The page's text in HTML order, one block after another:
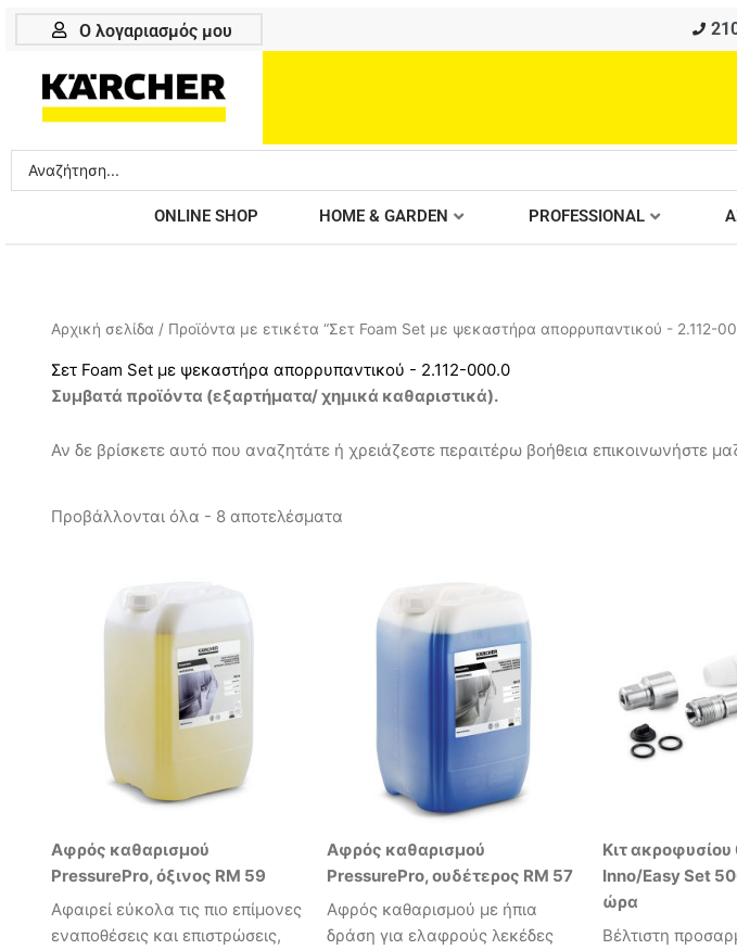
Μετάβαση
Ο λογαριασμός μου
Search
...
ONLINE SHOP HOME & GARDEN PROFESSIONAL
Αρχική σελίδα / Προϊόντα με ετικέτα “Σετ Foam Set με ψεκαστήρα απορρυπαντικού - 2.112-
Σετ Foam Set με ψεκαστήρα απορρυπαντικού - 2.112-000.0
Συμβατά προϊόντα (εξαρτήματα/ χημικά καθαριστικά).
Αν δε βρίσκετε αυτό που αναζητάτε ή χρειάζεστε περαιτέρω βοήθεια επικοινωνήστε
Προβάλλονται όλα - 8 αποτελέσματα
Αφρός καθαρισμού
PressurePro, όξινος RM 59
Αφαιρεί εύκολα τις πιο επίμονες
εναποθέσεις και επιστρώσεις,
Αφρός καθαρισμού
PressurePro, ουδέτερος RM 57
Αφρός καθαρισμού με ήπια
δράση για ελαφρούς λεκέδες
Κιτ ακροφυσίου
Inno/Easy Set
ώρα
Βέλτιστη